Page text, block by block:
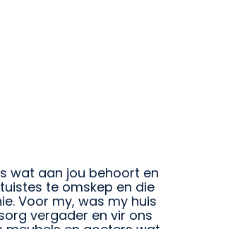
wat aan jou behoort en
te omskep en die
Voor my, was my huis
vergader en vir ons